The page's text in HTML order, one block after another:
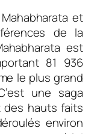
et
de la
est
81 936
le plus grand
une saga
hauts faits
environ